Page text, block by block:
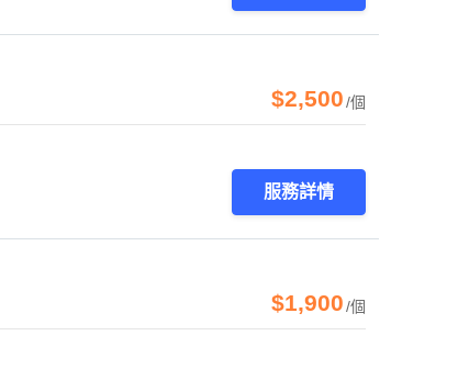
$2,500/個
服務詳情
$1,900/個